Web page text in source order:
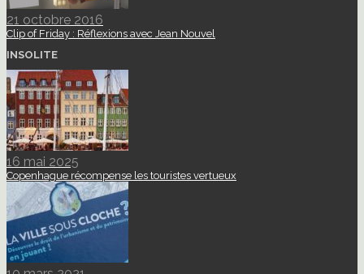
21 octobre 2016
Clip of Friday : Réflexions avec Jean Nouvel
INSOLITE
16 mai 2025
Copenhague récompense les touristes vertueux